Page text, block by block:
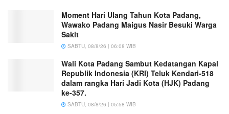
Moment Hari Ulang Tahun Kota Padang,
Wawako Padang Maigus Nasir Besuki Warga
Sakit
SABTU, 08/8/26 | 06:08 WIB
Wali Kota Padang Sambut Kedatangan Kapal
Republik Indonesia (KRI) Teluk Kendari-518
dalam rangka Hari Jadi Kota (HJK) Padang
ke-357.
SABTU, 08/8/26 | 05:58 WIB